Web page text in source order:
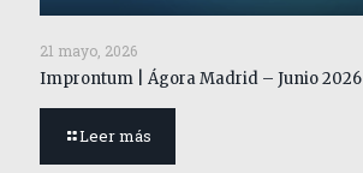
21 mayo, 2026
Improntum | Ágora Madrid – Junio 2026
Leer más